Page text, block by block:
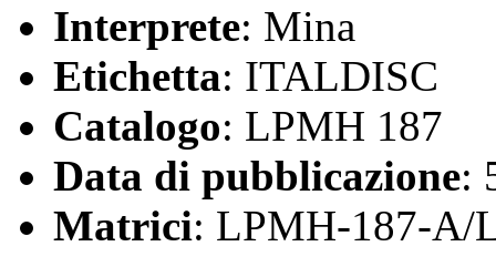
Interprete: Mina
Etichetta: ITALDISC
Catalogo: LPMH 187
Data di pubblicazione:
Matrici: LPMH-187-A/